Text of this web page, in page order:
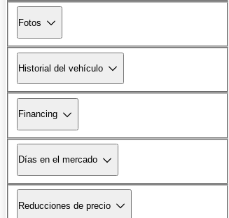
Fotos
Historial del vehículo
Financing
Días en el mercado
Reducciones de precio